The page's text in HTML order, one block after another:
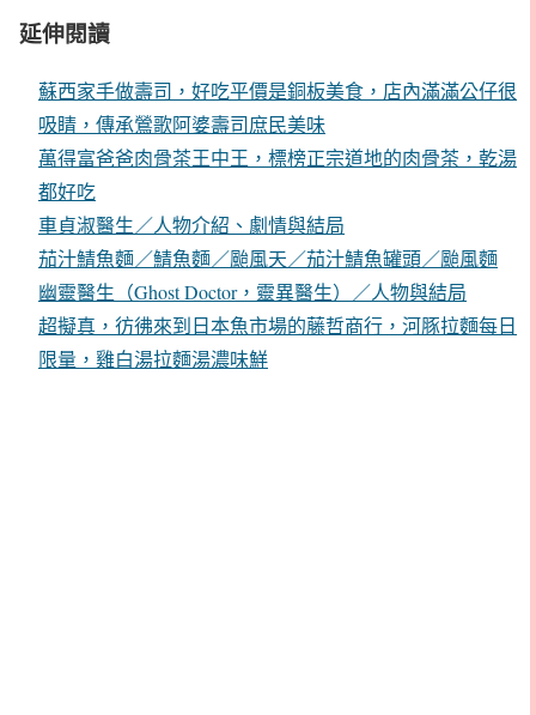
延伸閱讀
蘇西家手做壽司，好吃平價是銅板美食，店內滿滿公仔很
吸睛，傳承鶯歌阿婆壽司庶民美味
萬得富爸爸肉骨茶王中王，標榜正宗道地的肉骨茶，乾湯
都好吃
車貞淑醫生／人物介紹、劇情與結局
茄汁鯖魚麵／鯖魚麵／颱風天／茄汁鯖魚罐頭／颱風麵
幽靈醫生（Ghost Doctor，靈異醫生）／人物與結局
超擬真，彷彿來到日本魚市場的藤哲商行，河豚拉麵每日
限量，雞白湯拉麵湯濃味鮮